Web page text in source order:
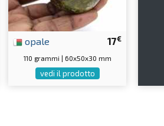
17€
opale
110 grammi | 60x50x30 mm
vedi il prodotto